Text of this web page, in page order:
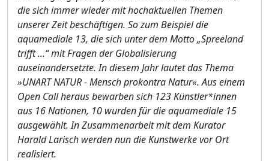
die sich immer wieder mit hochaktuellen Themen
unserer Zeit beschäftigen. So zum Beispiel die
aquamediale 13, die sich unter dem Motto „Spreeland
trifft ...“ mit Fragen der Globalisierung
auseinandersetzte. In diesem Jahr lautet das Thema
»UNART NATUR - Mensch prokontra Natur«. Aus einem
Open Call heraus bewarben sich 123 Künstler*innen
aus 16 Nationen, 10 wurden für die aquamediale 15
ausgewählt. In Zusammenarbeit mit dem Kurator
Harald Larisch werden nun die Kunstwerke vor Ort
realisiert.